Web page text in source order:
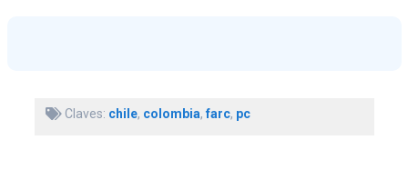
Claves: chile, colombia,farc, pc